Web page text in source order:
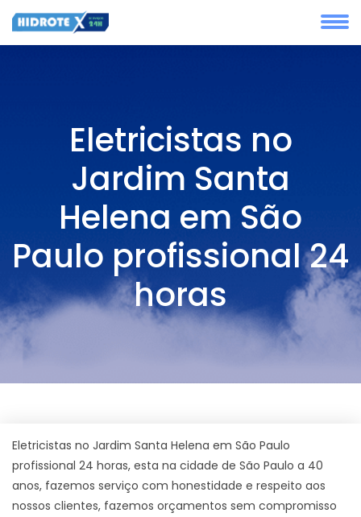
Eletricistas no
Jardim Santa
Helena em São
Paulo profissional 24
horas
Eletricistas no Jardim Santa Helena em São Paulo
profissional 24 horas, esta na cidade de São Paulo a 40
anos, fazemos serviço com honestidade e respeito aos
nossos clientes, fazemos orçamentos sem compromisso